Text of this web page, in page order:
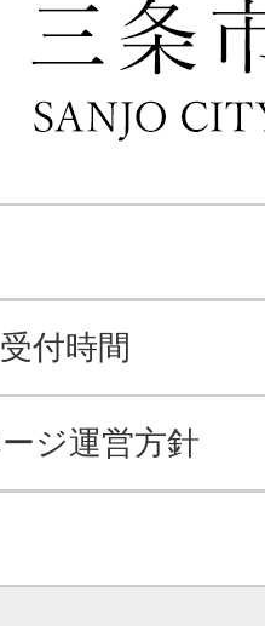
付時間
ジ運営方針